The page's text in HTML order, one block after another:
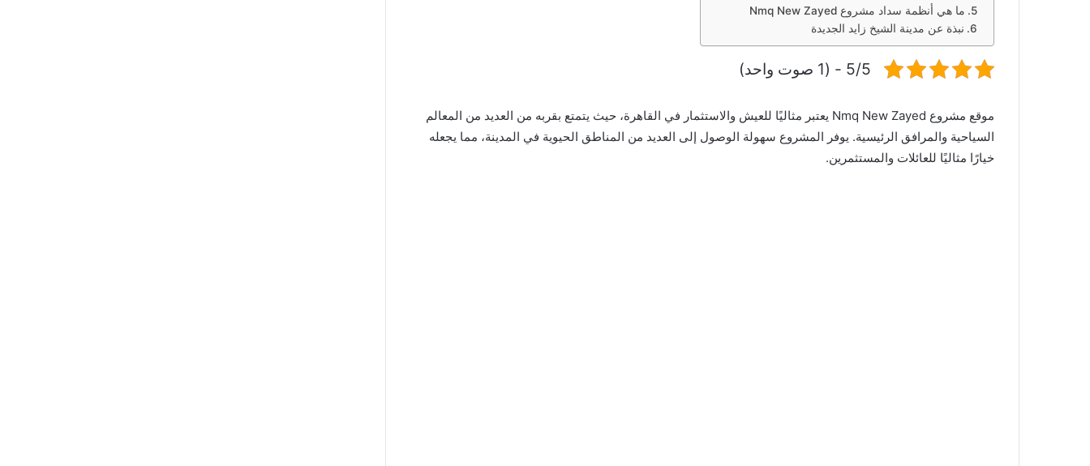
ما هي أنظمة سداد مشروع Nmq New Zayed
نبذة عن مدينة الشيخ زايد الجديدة
5/5 - (1 صوت واحد)
موقع مشروع Nmq New Zayed يعتبر مثاليًا للعيش والاستثمار في القاهرة، حيث يتمتع بقربه من العديد من المعالم
السياحية والمرافق الرئيسية. يوفر المشروع سهولة الوصول إلى العديد من المناطق الحيوية في المدينة، مما يجعله
خيارًا مثاليًا للعائلات والمستثمرين.